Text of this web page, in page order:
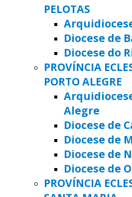
PELOTAS
Diocese de
Diocese do
PROVÍNCIA
PORTO ALEGRE
Alegre
Diocese de
Diocese de
Diocese de
Diocese de
PROVÍNCIA